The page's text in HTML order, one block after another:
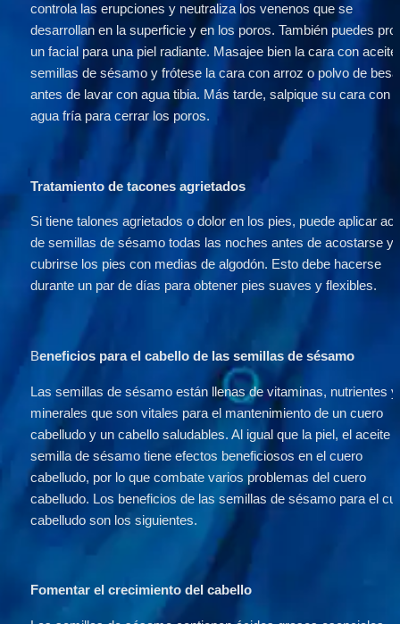
controla las erupciones y neutraliza los venenos que se
desarrollan en la superficie y en los poros. También puedes
un facial para una piel radiante. Masajee bien la cara con
semillas de sésamo y frótese la cara con arroz o polvo de
antes de lavar con agua tibia. Más tarde, salpique su cara con
agua fría para cerrar los poros.
Tratamiento de tacones agrietados
Si tiene talones agrietados o dolor en los pies, puede aplicar
de semillas de sésamo todas las noches antes de acostarse y
cubrirse los pies con medias de algodón. Esto debe hacerse
durante un par de días para obtener pies suaves y flexibles.
Beneficios para el cabello de las semillas de sésamo
Las semillas de sésamo están llenas de vitaminas, nutrientes y
minerales que son vitales para el mantenimiento de un cuero
cabelludo y un cabello saludables. Al igual que la piel, el aceite
semilla de sésamo tiene efectos beneficiosos en el cuero
cabelludo, por lo que combate varios problemas del cuero
cabelludo. Los beneficios de las semillas de sésamo para el
cabelludo son los siguientes.
Fomentar el crecimiento del cabello